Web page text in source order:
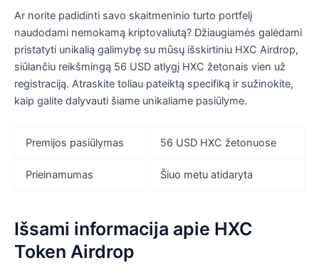
Ar norite padidinti savo skaitmeninio turto portfelį
naudodami nemokamą kriptovaliutą? Džiaugiamės galėdami
pristatyti unikalią galimybę su mūsų išskirtiniu HXC Airdrop,
siūlančiu reikšmingą 56 USD atlygį HXC žetonais vien už
registraciją. Atraskite toliau pateiktą specifiką ir sužinokite,
kaip galite dalyvauti šiame unikaliame pasiūlyme.
Premijos pasiūlymas 56 USD HXC žetonuose
Prieinamumas Šiuo metu atidaryta
Išsami informacija apie HXC
Token Airdrop